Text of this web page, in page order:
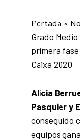
Portada »
Grado
primera fase
Caixa 2020
Alicia
Pasquier y
conseguido
equipos